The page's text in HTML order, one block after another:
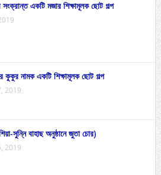
একটি মজার শিক্ষামূলক ছোট গল্প
কুকুর নামক একটি শিক্ষামূলক ছোট গল্প
2019
সুন্নি বাহাছ অনুষ্ঠানে জুতা চোর)
2019